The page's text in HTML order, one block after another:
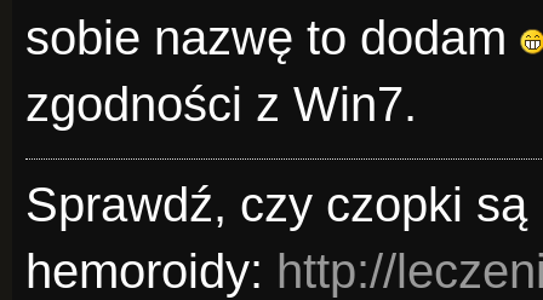
sobie nazwę to dodam
zgodności z Win7.
Sprawdź, czy czopki
hemoroidy: http://